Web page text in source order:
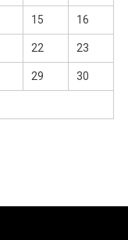
15 16
22 23
29 30